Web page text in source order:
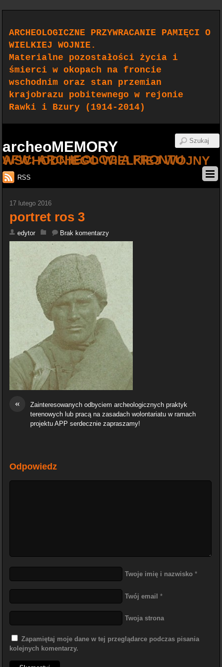
ARCHEOLOGICZNE PRZYWRACANIE PAMIĘCI O
WIELKIEJ WOJNIE.
Materialne pozostałości życia i
śmierci w okopach na froncie
wschodnim oraz stan przemian
krajobrazu pobitewnego w rejonie
Rawki i Bzury (1914-2014)
archeoMEMORY
AFW: ARCHEOLOGIA FRONTU WSCHODNIEGO WIELKIEJ WOJNY
RSS
17 lutego 2016
portret ros 3
edytor Brak komentarzy
«
Zainteresowanych odbyciem archeologicznych praktyk
terenowych lub pracą na zasadach wolontariatu w ramach
projektu APP serdecznie zapraszamy!
Odpowiedz
Twoje imię i nazwisko *
Twój email *
Twoja strona
Zapamiętaj moje dane w tej przeglądarce podczas pisania
kolejnych komentarzy.